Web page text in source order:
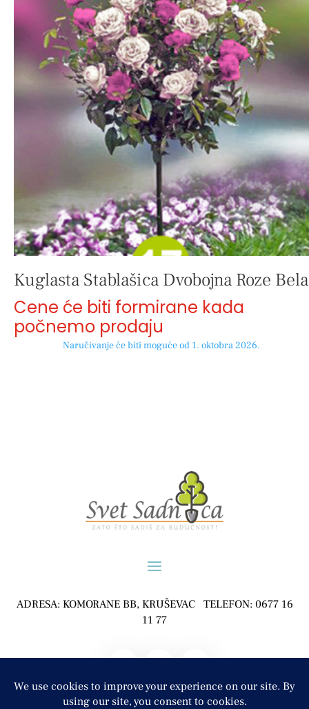
Kuglasta Stablašica Dvobojna Roze Bela
Cene će biti formirane kada
počnemo prodaju
Naručivanje će biti moguće od 1. oktobra 2026.
ADRESA: KOMORANE BB, KRUŠEVAC TELEFON: 0677 16
11 77